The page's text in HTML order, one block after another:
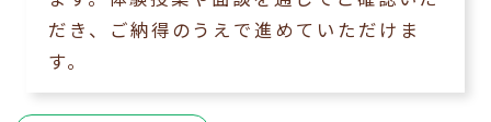
だき、ご納得のうえで進めていただけま
す。